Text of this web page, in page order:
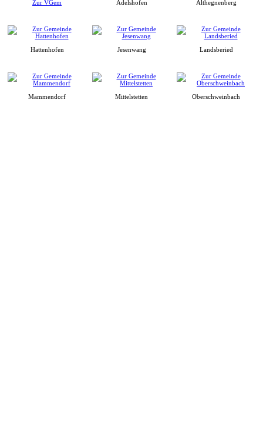
Zur VGem Adelshofen Althegnenberg
Hattenhofen Jesenwang Landsberied
Mammendorf Mittelstetten Oberschweinbach